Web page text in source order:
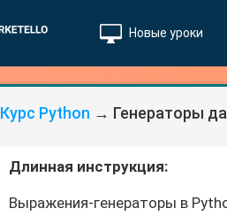
Новые уроки
Курс Python → Генераторы
Длинная инструкция:
Выражения-генераторы в